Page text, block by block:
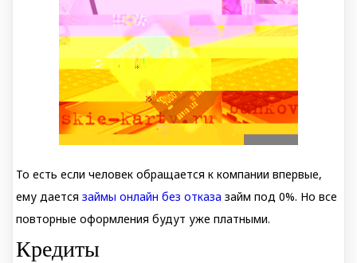
То есть если человек обращается к компании впервые,
ему дается займы онлайн без отказа займ под 0%. Но все
повторные оформления будут уже платными.
Кредиты